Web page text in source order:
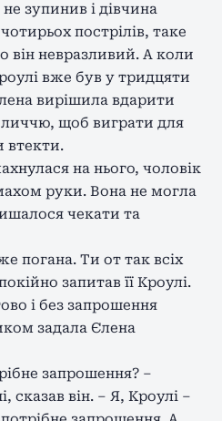
зупинив і дівчина
пострілів, таке
він невразливий. А коли
вже був у тридцяти
вирішила вдарити
щоб виграти для
втекти.
на нього, чоловік
руки. Вона не могла
чекати та
погана. Ти от так всіх
запитав її Кроулі.
і без запрошення
задала Єлена
запрошення? –
сказав він. – Я, Кроулі –